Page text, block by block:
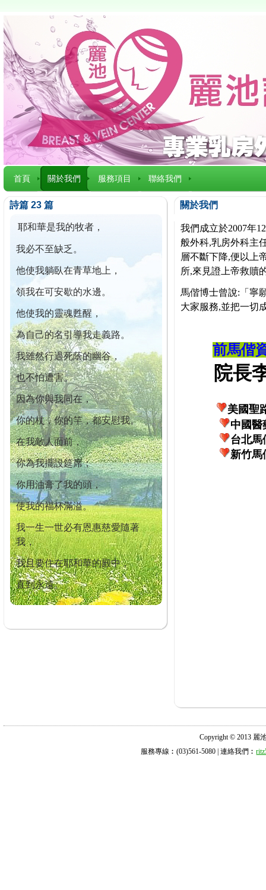
首頁 關於我們 服務項目 聯絡我們
詩篇 23 篇
耶和華是我的牧者，
我必不至缺乏。
他使我躺臥在青草地上，
領我在可安歇的水邊。
他使我的靈魂甦醒，
為自己的名引導我走義路。
我雖然行過死蔭的幽谷，
也不怕遭害。
因為你與我同在，
你的杖，你的竿，都安慰我。
在我敵人面前，
你為我擺設筵席；
你用油膏了我的頭，
使我的福杯滿溢。
我一生一世必有恩惠慈愛隨著
我，
我且要住在耶和華的殿中，
直到永遠。
關於我們
我們成立於2007年
般外科,乳房外科主
層不斷下降,便以上
所,來見證上帝救贖
馬偕博士曾說:「寧
大家服務,並把一切
前馬偕
院長李
美國聖
中國醫
台北馬
新竹馬
Copyright © 2013 麗
服務專線︰(03)561-5080 | 連絡我們︰